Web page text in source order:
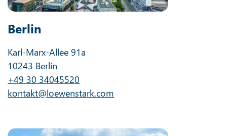
Berlin
Karl-Marx-Allee 91a
10243 Berlin
+49 30 34045520
kontakt@loewenstark.com